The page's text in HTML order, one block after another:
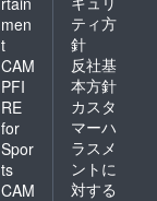
ン、バ
ンドな
どの手
配も別
途実費
にて承
りま
す。 ※
詳細や
ご不明
点など
men
t
CAM
PFI
RE
for
Spor
ts
CAM
ティ方
針
反社基
本方針
カスタ
マーハ
ラスメ
ントに
対する